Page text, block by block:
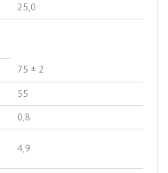
25,0
75 ± 2
55
0,8
4,9